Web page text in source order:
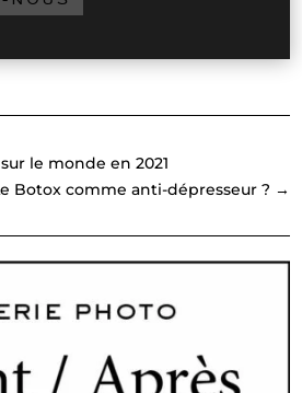
le monde en 2021
Botox comme anti-dépresseur ? →